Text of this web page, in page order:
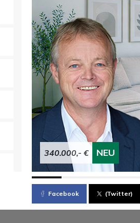
340.000,- € NEU
Facebook (Twitter)